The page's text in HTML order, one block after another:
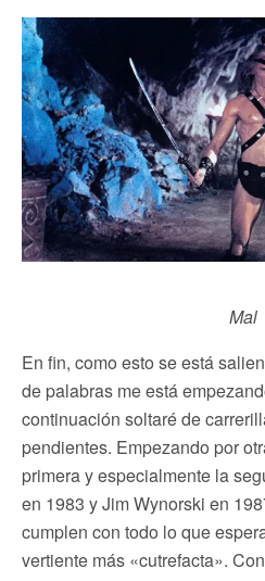
Mal
En fin, como esto se está
de palabras me está
continuación soltaré de
pendientes. Empezando por
primera y especialmente la
en 1983 y Jim Wynorski en
cumplen con todo lo que
vertiente más «cutrefacta».